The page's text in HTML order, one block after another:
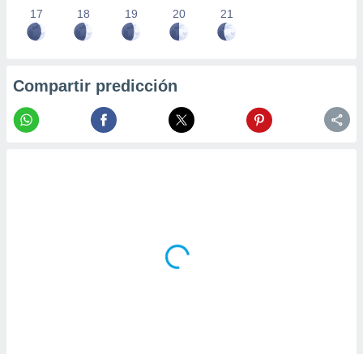
17 18 19 20 21
Compartir predicción